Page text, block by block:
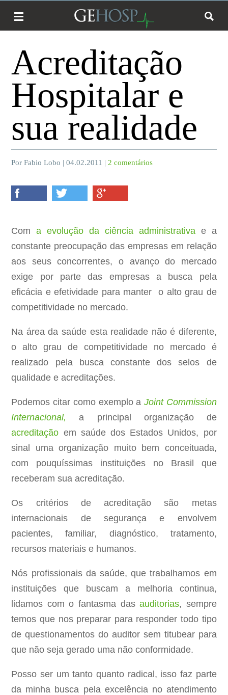
Qualidade
Acreditação
Hospitalar e
sua realidade
Por Fabio Lobo | 04.02.2011 | 2 comentários
Com a evolução da ciência administrativae a
constante preocupação das empresas em relação
aos seus concorrentes, o avanço do mercado
exige por parte das empresas a busca pela
eficácia e efetividade para manter o alto grau de
competitividade no mercado.
Na área da saúde esta realidade não é diferente,
o alto grau de competitividade no mercado é
realizado pela busca constante dos selos de
qualidade e acreditações.
Podemos citar como exemplo a Joint Commission
Internacional,a principal organização de
acreditação em saúde dos Estados Unidos, por
sinal uma organização muito bem conceituada,
com pouquíssimas instituições no Brasil que
receberam sua acreditação.
Os critérios de acreditação são metas
internacionais de segurança e envolvem
pacientes, familiar, diagnóstico, tratamento,
recursos materiais e humanos.
Nós profissionais da saúde, que trabalhamos em
instituições que buscam a melhoria continua,
lidamos com o fantasma dasauditorias, sempre
temos que nos preparar para responder todo tipo
de questionamentos do auditor sem titubear para
que não seja gerado uma não conformidade.
Posso ser um tanto quanto radical, isso faz parte
da minha busca pela excelência no atendimento